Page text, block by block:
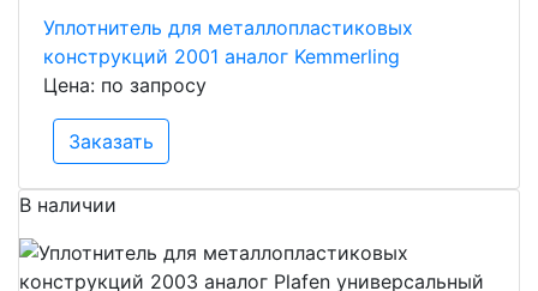
Уплотнитель для металлопластиковых
конструкций 2001 аналог Kemmerling
Цена: по запросу
Заказать
В наличии